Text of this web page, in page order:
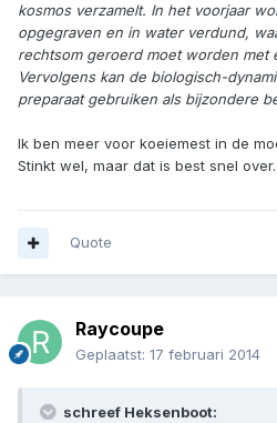
kosmos verzamelt. In het voorjaar
opgegraven en in water verdund,
rechtsom geroerd moet worden met
Vervolgens kan de biologisch-
preparaat gebruiken als bijzondere
Ik ben meer voor koeiemest in de
Stinkt wel, maar dat is best snel over.
Quote
Raycoupe
Geplaatst: 17 februari 2014
schreef Heksenboot: